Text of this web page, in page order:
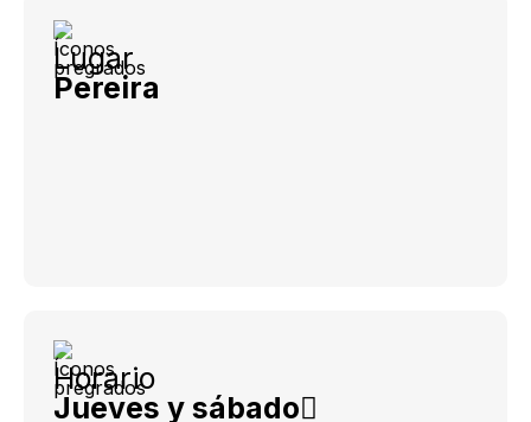
Lugar
Pereira
Horario
Jueves y sábado